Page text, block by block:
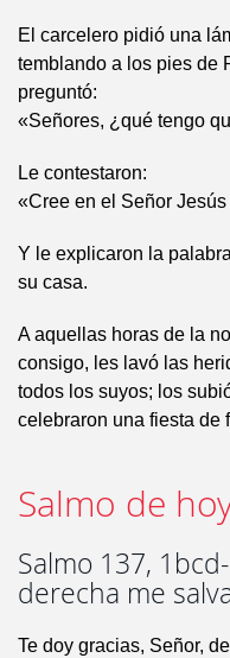
El carcelero pidió una
temblando a los pies de
preguntó:
«Señores, ¿qué tengo
Le contestaron:
«Cree en el Señor
Y le explicaron la
su casa.
A aquellas horas de la
consigo, les lavó las
todos los suyos; los
celebraron una fiesta de
Salmo de
Salmo 137,
derecha me
Te doy gracias, Señor,